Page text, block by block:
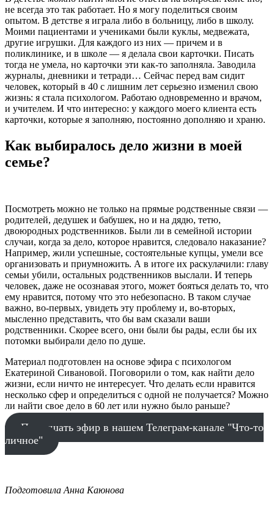
не всегда это так работает. Но я могу поделиться своим
опытом. В детстве я играла либо в больницу, либо в школу.
Моими пациентами и учениками были куклы, медвежата,
другие игрушки. Для каждого из них — причем и в
поликлинике, и в школе — я делала свои карточки. Писать
тогда не умела, но карточки эти как-то заполняла. Заводила
журналы, дневники и тетради… Сейчас перед вам сидит
человек, который в 40 с лишним лет серьезно изменил свою
жизнь: я стала психологом. Работаю одновременно и врачом,
и учителем. И что интересно: у каждого моего клиента есть
карточки, которые я заполняю, постоянно дополняю и храню.
Как выбиралось дело жизни в моей
семье?
Посмотреть можно не только на прямые родственные связи —
родителей, дедушек и бабушек, но и на дядю, тетю,
двоюродных родственников. Были ли в семейной истории
случаи, когда за дело, которое нравится, следовало наказание?
Например, жили успешные, состоятельные купцы, умели все
организовать и приумножить. А в итоге их раскулачили: главу
семьи убили, остальных родственников выслали. И теперь
человек, даже не осознавая этого, может бояться делать то, что
ему нравится, потому что это небезопасно. В таком случае
важно, во-первых, увидеть эту проблему и, во-вторых,
мысленно представить, что бы вам сказали ваши
родственники. Скорее всего, они были бы рады, если бы их
потомки выбирали дело по душе.
Материал подготовлен на основе эфира с психологом
Екатериной Сивановой. Поговорили о том, как найти дело
жизни, если ничто не интересует. Что делать если нравится
несколько сфер и определиться с одной не получается? Можно
ли найти свое дело в 60 лет или нужно было раньше?
Послушать эфир в нашем Телеграм-канале "Что-то
личное"
Подготовила Анна Каюнова